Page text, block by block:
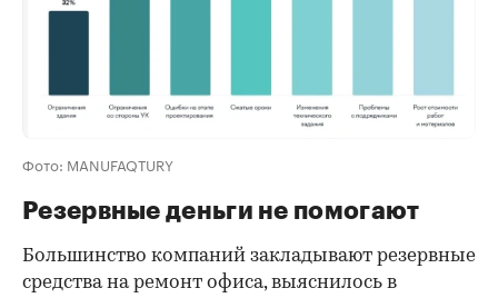
Фото: MANUFAQTURY
Резервные деньги не помогают
Большинство компаний закладывают резервные
средства на ремонт офиса, выяснилось в